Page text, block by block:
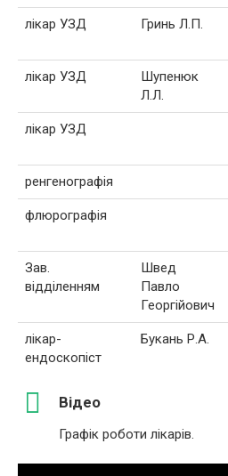
лікар УЗД Гринь Л.П.
лікар УЗД
Шупенюк
Л.Л.
лікар УЗД
ренгенографія
флюрографія
Зав.
відділенням
Швед
Павло
Георгійович
лікар-
ендоскопіст
Букань Р.А.
Відео
Графік роботи лікарів.